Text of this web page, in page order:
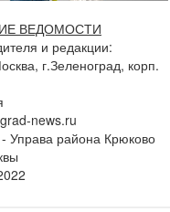
ВЕДОМОСТИ
и редакции:
г.Зеленоград, корп.
news.ru
Управа района Крюково